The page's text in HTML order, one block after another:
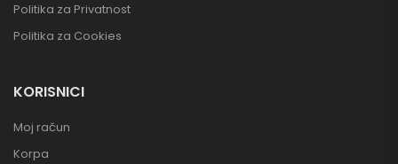
Politika za Privatnost
Politika za Cookies
KORISNICI
Moj račun
Korpa